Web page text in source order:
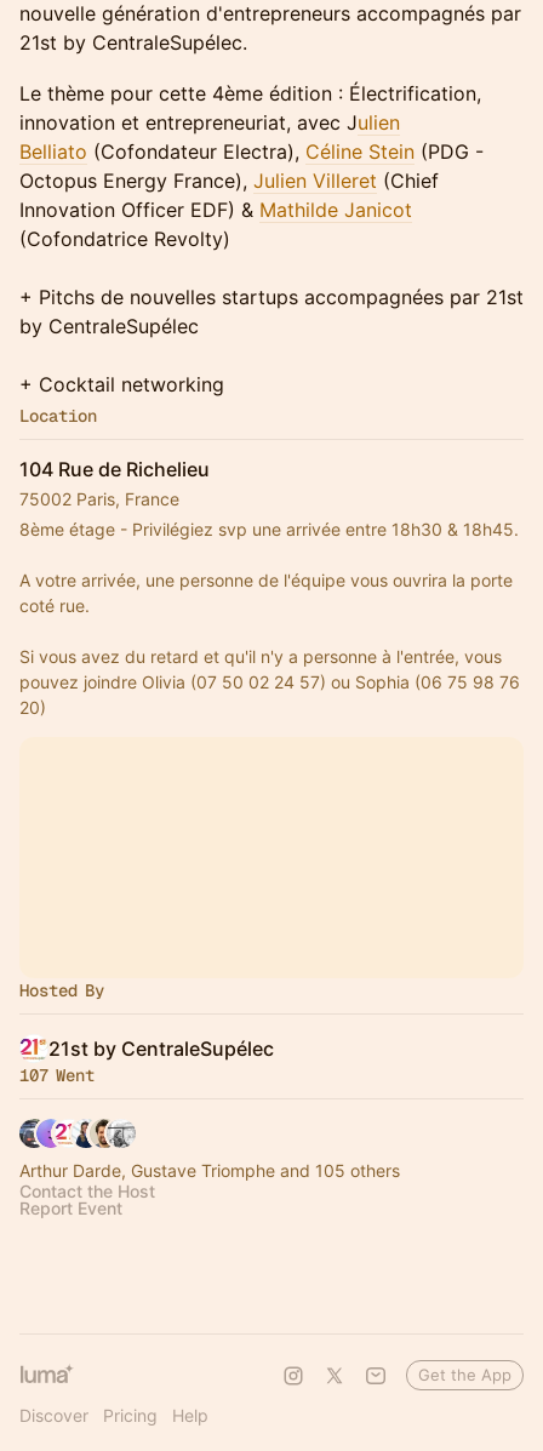
nouvelle génération d'entrepreneurs accompagnés par
21st by CentraleSupélec.
Le thème pour cette 4ème édition : Électrification,
innovation et entrepreneuriat, avec Julien
Belliato (Cofondateur Electra), Céline Stein (PDG -
Octopus Energy France), Julien Villeret (Chief
Innovation Officer EDF) & Mathilde Janicot
(Cofondatrice Revolty)
+ Pitchs de nouvelles startups accompagnées par 21st
by CentraleSupélec
+ Cocktail networking
Location
104 Rue de Richelieu
75002 Paris, France
8ème étage - Privilégiez svp une arrivée entre 18h30 & 18h45.
A votre arrivée, une personne de l'équipe vous ouvrira la porte
coté rue.
Si vous avez du retard et qu'il n'y a personne à l'entrée, vous
pouvez joindre Olivia (07 50 02 24 57) ou Sophia (06 75 98 76
20)
Hosted By
21st by CentraleSupélec
107 Went
Arthur Darde, Gustave Triomphe and 105 others
Contact the Host
Report Event
Discover Pricing Help
Get the App